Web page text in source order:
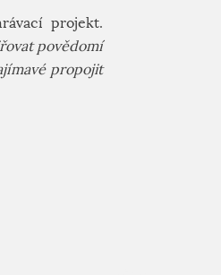
projekt.
povědomí
propojit